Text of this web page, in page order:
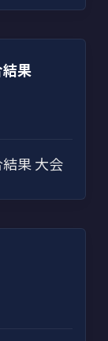
果
果 大会